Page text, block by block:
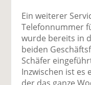
Ein weiterer
Telefonnummer
wurde bereits in
beiden
Schäfer
Inzwischen ist